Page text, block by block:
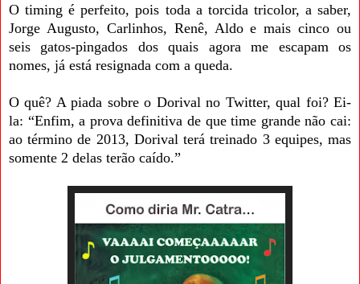
O timing é perfeito, pois toda a torcida tricolor, a saber,
Jorge Augusto, Carlinhos, Renê, Aldo e mais cinco ou
seis gatos-pingados dos quais agora me escapam os
nomes, já está resignada com a queda.
O quê? A piada sobre o Dorival no Twitter, qual foi? Ei-
la: “Enfim, a prova definitiva de que time grande não cai:
ao término de 2013, Dorival terá treinado 3 equipes, mas
somente 2 delas terão caído.”